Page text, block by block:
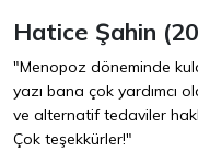
Hatice Şahin
"Menopoz döneminde
yazı bana çok yardımcı
ve alternatif tedaviler
Çok teşekkürler!"